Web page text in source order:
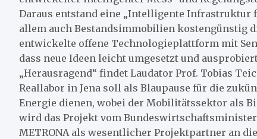
Daraus entstand eine „Intelligente Infrastruktur
allem auch Bestandsimmobilien kostengünstig
entwickelte offene Technologieplattform mit
dass neue Ideen leicht umgesetzt und
„Herausragend“ findet Laudator Prof. Tobias
Reallabor in Jena soll als Blaupause für die
Energie dienen, wobei der Mobilitätssektor als
wird das Projekt vom
METRONA als wesentlicher Projektpartner an